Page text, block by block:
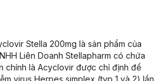
Stella 200mg là sản phẩm của
Liên Doanh Stellapharm có chứa
chính là Acyclovir được chỉ định để